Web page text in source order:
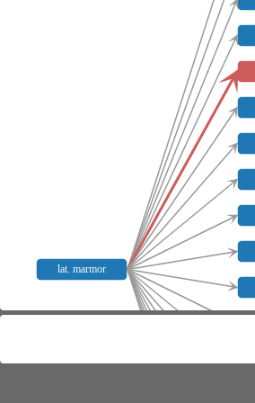
lat. marmor